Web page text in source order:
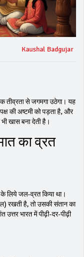
Kaushal Badgujar
तीव्रता से जगमगा उठेगा। यह
की अष्टमी को पड़ता है, और
भी खास बना देती है।
का व्रत
लिये जल‑व्रत किया था।
रखती है, तो उसकी संतान का
भारत में पीढ़ी‑दर‑पीढ़ी